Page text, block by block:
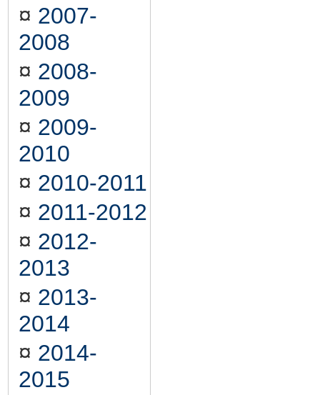
¤ 2007-
2008
¤ 2008-
2009
¤ 2009-
2010
¤ 2010-2011
¤ 2011-2012
¤ 2012-
2013
¤ 2013-
2014
¤ 2014-
2015